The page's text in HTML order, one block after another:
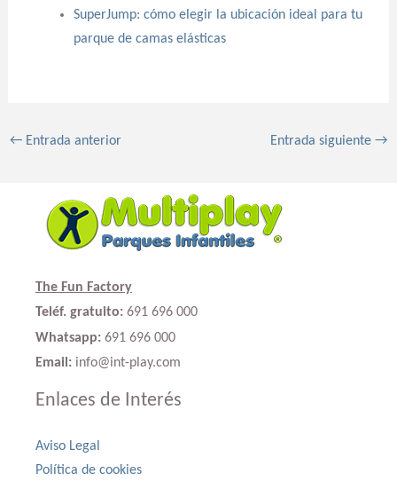
SuperJump: cómo elegir la ubicación ideal para tu
parque de camas elásticas
←Entrada anterior Entrada siguiente→
The Fun Factory
Teléf. gratuito: 691 696 000
Whatsapp: 691 696 000
Email: info@int-play.com
Enlaces de Interés
Aviso Legal
Política de cookies